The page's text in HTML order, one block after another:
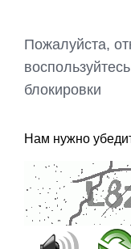
Пожалуйста,
блокировки
Нам нужно